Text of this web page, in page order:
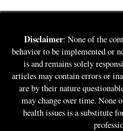
Disclaimer: None of the
behavior to be implemented or
is and remains solely
articles may contain errors or
are by their nature
may change over time. None
health issues is a substitute